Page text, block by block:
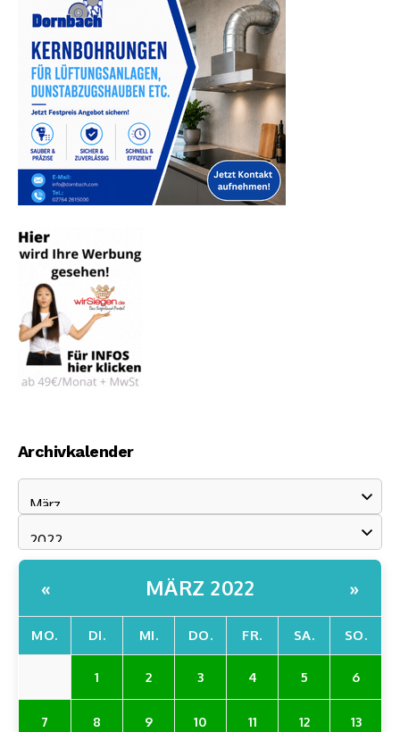
Archivkalender
« MÄRZ 2022 »
MO. DI. MI. DO. FR. SA. SO.
1 2 3 4 5 6
7 8 9 10 11 12 13